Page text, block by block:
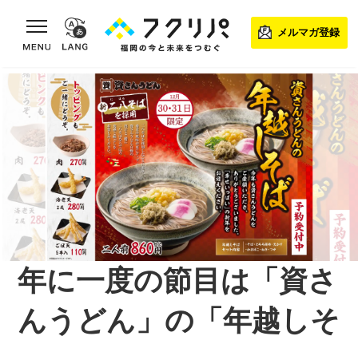
toggle navigation
メルマガ登録
年に一度の節目は「資さ
んうどん」の「年越しそ